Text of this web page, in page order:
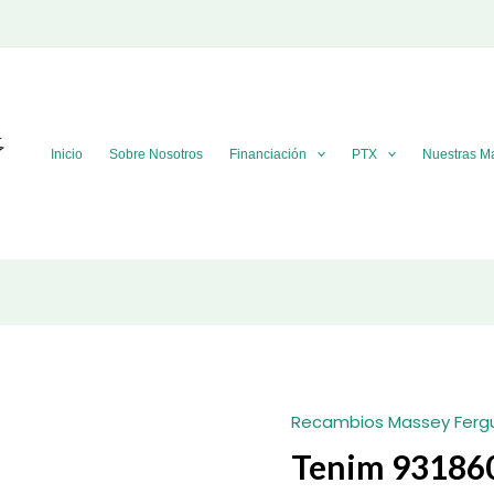
Inicio Sobre Nosotros Financiación PTX Nuestras
Recambios Massey
Tenim